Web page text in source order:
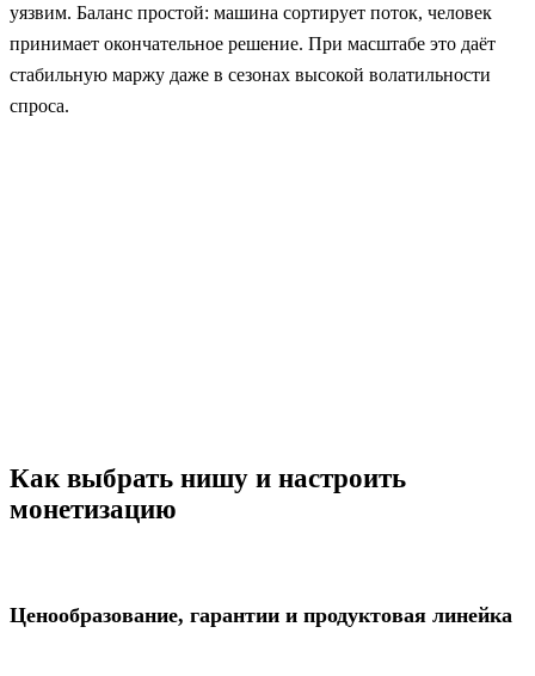
уязвим. Баланс простой: машина сортирует поток, человек
принимает окончательное решение. При масштабе это даёт
стабильную маржу даже в сезонах высокой волатильности
спроса.
Как выбрать нишу и настроить
монетизацию
Ценообразование, гарантии и продуктовая линейка